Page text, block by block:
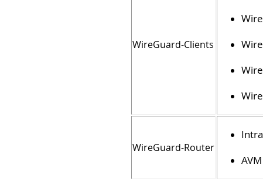
WireGuard-Clients
WireGuard-Router